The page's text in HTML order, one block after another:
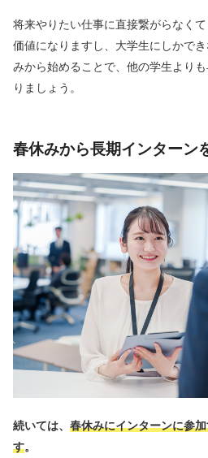
将来やりたい仕事に直接繋がらなく
価値になりますし、大学生にしかで
みから始めることで、他の学生より
りましょう。
春休みから長期インターン
続いては、 春休みにインターンに参
す。